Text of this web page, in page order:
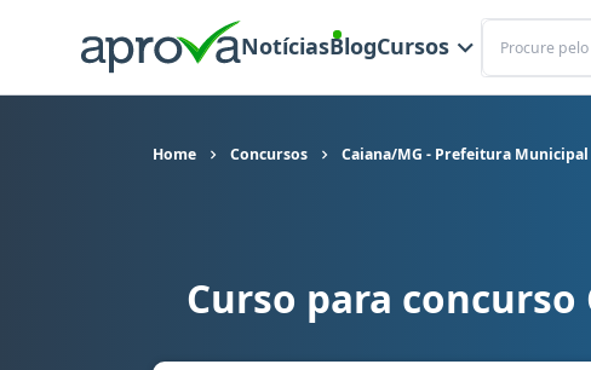
NotíciasBlogCursos
Buscar
Home Concursos Caiana/MG - Prefeitura Municipal
Curso para concurso Caiana/MG - Prefeitura
Curso para